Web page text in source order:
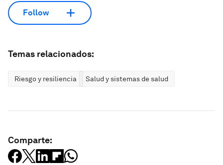
Follow
Temas relacionados:
Riesgo y resiliencia Salud y sistemas de salud
Comparte: